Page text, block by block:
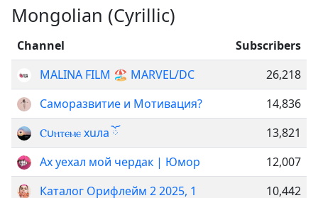
Mongolian (Cyrillic)
Channel
Subscribers
MALINA FILM 🏖 MARVEL/DC
26,218
Саморазвитие и Мотивация?
14,836
Ⲥυⲏⲧⲉⲙⲉ xuла ོ
13,821
Ах уехал мой чердак | Юмор
12,007
Каталог Орифлейм 2 2025, 1
10,442